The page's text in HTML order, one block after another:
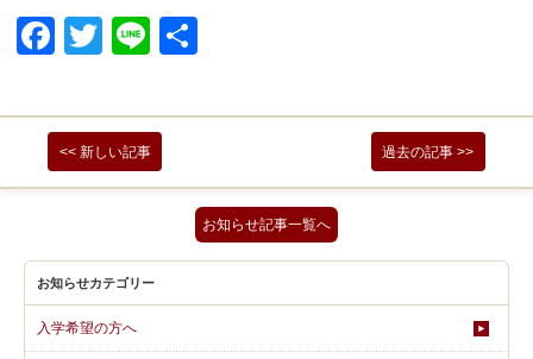
Facebook
Twitter
Line
過去の記事 >>
<< 新しい記事
お知らせ記事一覧へ
お知らせカテゴリー
入学希望の方へ